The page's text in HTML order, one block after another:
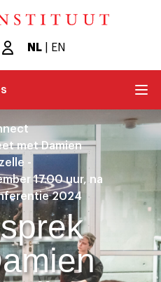
NL| EN
met Damien
-
17.00 uur, na
2024